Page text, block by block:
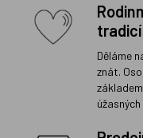
tradicí
Děláme
znát.